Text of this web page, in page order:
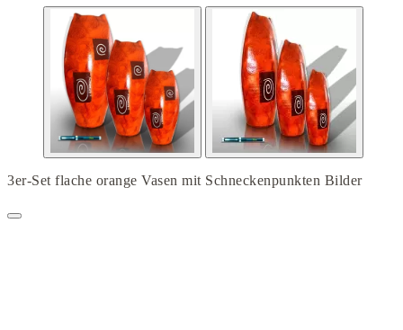
3er-Set flache orange Vasen mit Schneckenpunkten Bilder